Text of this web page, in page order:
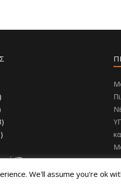
(7)
We'll assume you're ok